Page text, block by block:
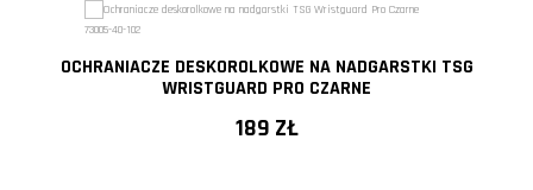
OCHRANIACZE DESKOROLKOWE NA NADGARSTKI TSG
WRISTGUARD PRO CZARNE
189 ZŁ